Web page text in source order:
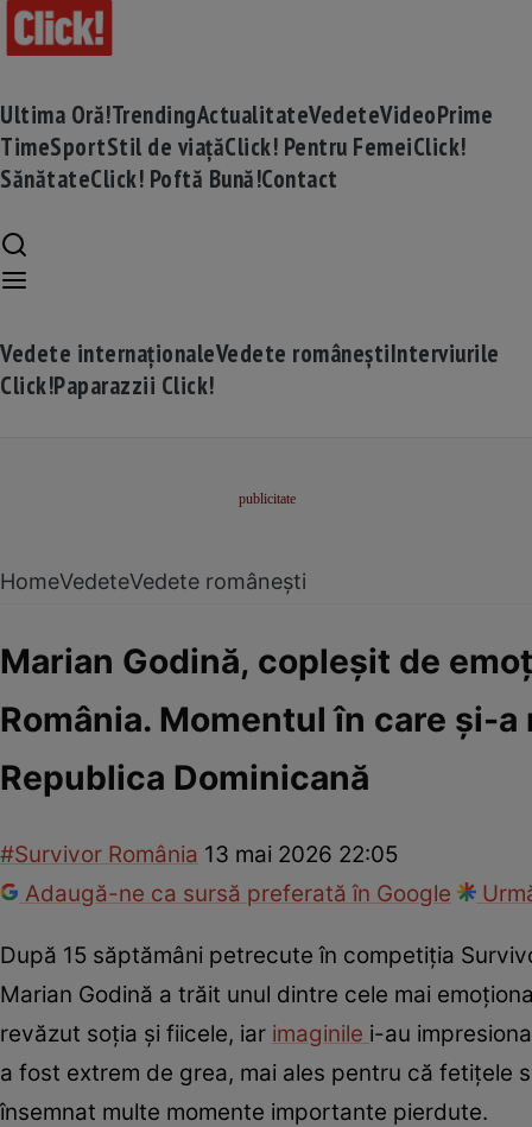
Ultima Oră!TrendingActualitateVedeteVideoPrime
TimeSportStil de viațăClick! Pentru FemeiClick!
SănătateClick! Poftă Bună!Contact
Vedete internaționaleVedete româneștiInterviurile
Click!Paparazzii Click!
HomeVedeteVedete românești
Marian Godină, copleșit de
România. Momentul în care și-
Republica Dominicană
#Survivor România 13 mai 2026 22:05
Adaugă-ne ca sursă preferată în Google
După 15 săptămâni petrecute în competiția
Marian Godină a trăit unul dintre cele mai
revăzut soția și fiicele, iar imaginile i-au
a fost extrem de grea, mai ales pentru că fetițele
însemnat multe momente importante pierdute.